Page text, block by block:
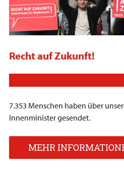
Recht auf Zukunft!
7.353 Menschen haben über
Innenminister gesendet.
MEHR